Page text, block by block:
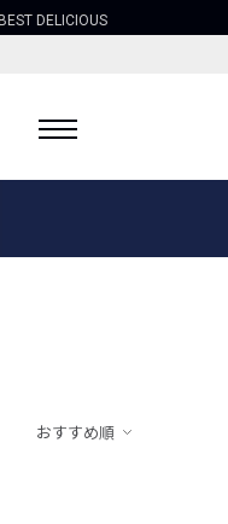
DELICIOUS
おすすめ順